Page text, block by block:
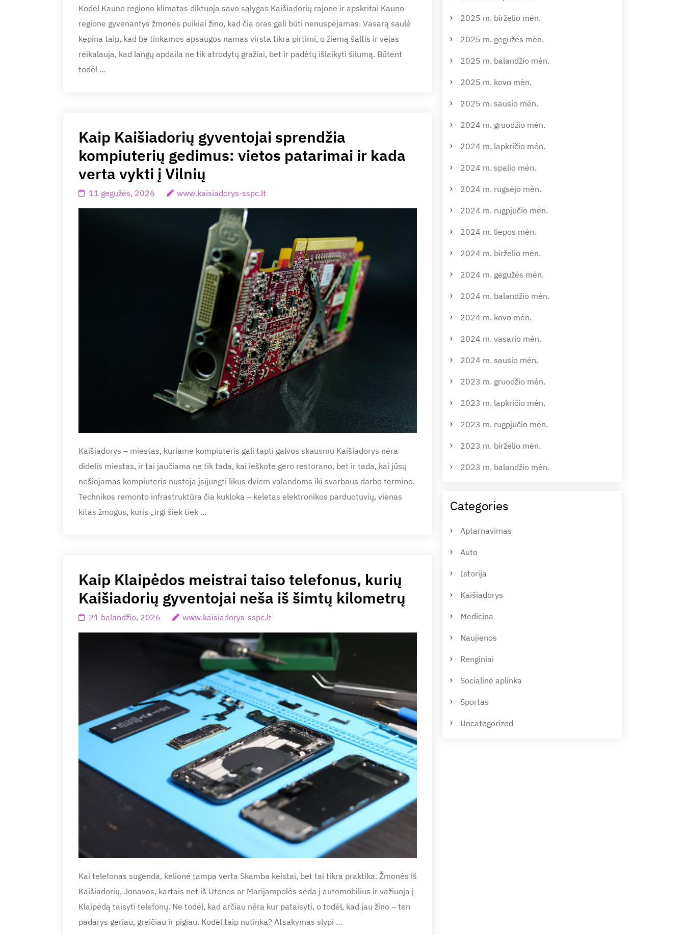
Kodėl Kauno regiono klimatas diktuoja savo sąlygas Kaišiadorių rajone ir apskritai Kauno
regione gyvenantys žmonės puikiai žino, kad čia oras gali būti nenuspėjamas. Vasarą saulė
kepina taip, kad be tinkamos apsaugos namas virsta tikra pirtimi, o žiemą šaltis ir vėjas
reikalauja, kad langų apdaila ne tik atrodytų gražiai, bet ir padėtų išlaikyti šilumą. Būtent
todėl …
Kaip Kaišiadorių gyventojai sprendžia
kompiuterių gedimus: vietos patarimai ir kada
verta vykti į Vilnių
11 gegužės, 2026 www.kaisiadorys-sspc.lt
Kaišiadorys – miestas, kuriame kompiuteris gali tapti galvos skausmu Kaišiadorys nėra
didelis miestas, ir tai jaučiama ne tik tada, kai ieškote gero restorano, bet ir tada, kai jūsų
nešiojamas kompiuteris nustoja įsijungti likus dviem valandoms iki svarbaus darbo termino.
Technikos remonto infrastruktūra čia kukloka – keletas elektronikos parduotuvių, vienas
kitas žmogus, kuris „irgi šiek tiek …
Kaip Klaipėdos meistrai taiso telefonus, kurių
Kaišiadorių gyventojai neša iš šimtų kilometrų
21 balandžio, 2026 www.kaisiadorys-sspc.lt
Kai telefonas sugenda, kelionė tampa verta Skamba keistai, bet tai tikra praktika. Žmonės iš
Kaišiadorių, Jonavos, kartais net iš Utenos ar Marijampolės sėda į automobilius ir važiuoja į
Klaipėdą taisyti telefonų. Ne todėl, kad arčiau nėra kur pataisyti, o todėl, kad jau žino – ten
padarys geriau, greičiau ir pigiau. Kodėl taip nutinka? Atsakymas slypi …
2025 m. birželio mėn.
2025 m. gegužės mėn.
2025 m. balandžio mėn.
2025 m. kovo mėn.
2025 m. sausio mėn.
2024 m. gruodžio mėn.
2024 m. lapkričio mėn.
2024 m. spalio mėn.
2024 m. rugsėjo mėn.
2024 m. rugpjūčio mėn.
2024 m. liepos mėn.
2024 m. birželio mėn.
2024 m. gegužės mėn.
2024 m. balandžio mėn.
2024 m. kovo mėn.
2024 m. vasario mėn.
2024 m. sausio mėn.
2023 m. gruodžio mėn.
2023 m. lapkričio mėn.
2023 m. rugpjūčio mėn.
2023 m. birželio mėn.
2023 m. balandžio mėn.
Categories
Aptarnavimas
Auto
Istorija
Kaišiadorys
Medicina
Naujienos
Renginiai
Socialinė aplinka
Sportas
Uncategorized